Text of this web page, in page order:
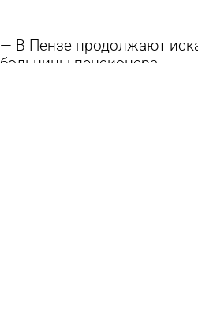
В Пензе продолжают
больницы пенсионера